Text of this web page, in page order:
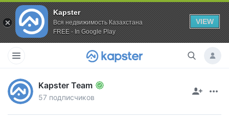
Kapster
Вся недвижимость Казахстана
FREE - In Google Play
VIEW
Kapster Team
57 подписчиков